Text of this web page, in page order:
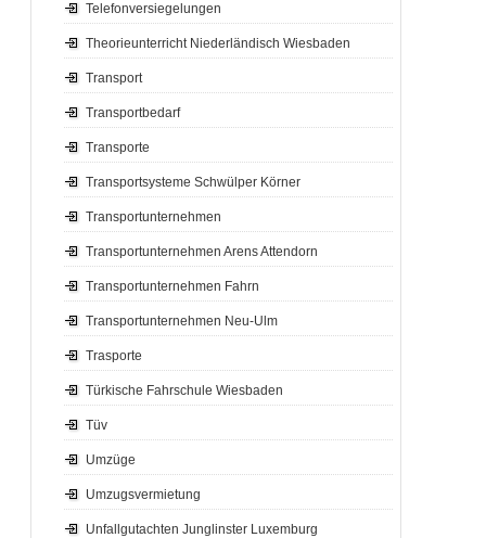
Telefonversiegelungen
Theorieunterricht Niederländisch Wiesbaden
Transport
Transportbedarf
Transporte
Transportsysteme Schwülper Körner
Transportunternehmen
Transportunternehmen Arens Attendorn
Transportunternehmen Fahrn
Transportunternehmen Neu-Ulm
Trasporte
Türkische Fahrschule Wiesbaden
Tüv
Umzüge
Umzugsvermietung
Unfallgutachten Junglinster Luxemburg